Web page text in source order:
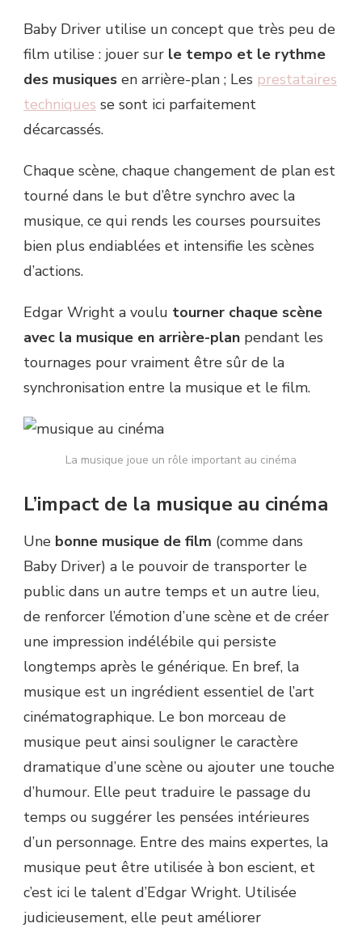
Baby Driver utilise un concept que très peu de
film utilise : jouer sur le tempo et le rythme
des musiques en arrière-plan ; Les prestataires
techniques se sont ici parfaitement
décarcassés.
Chaque scène, chaque changement de plan est
tourné dans le but d’être synchro avec la
musique, ce qui rends les courses poursuites
bien plus endiablées et intensifie les scènes
d’actions.
Edgar Wright a voulu tourner chaque scène
avec la musique en arrière-plan pendant les
tournages pour vraiment être sûr de la
synchronisation entre la musique et le film.
La musique joue un rôle important au cinéma
L’impact de la musique au cinéma
Une bonne musique de film (comme dans
Baby Driver) a le pouvoir de transporter le
public dans un autre temps et un autre lieu,
de renforcer l’émotion d’une scène et de créer
une impression indélébile qui persiste
longtemps après le générique. En bref, la
musique est un ingrédient essentiel de l’art
cinématographique. Le bon morceau de
musique peut ainsi souligner le caractère
dramatique d’une scène ou ajouter une touche
d’humour. Elle peut traduire le passage du
temps ou suggérer les pensées intérieures
d’un personnage. Entre des mains expertes, la
musique peut être utilisée à bon escient, et
c’est ici le talent d’Edgar Wright. Utilisée
judicieusement, elle peut améliorer